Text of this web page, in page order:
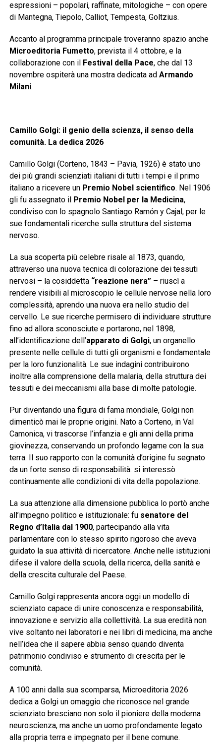
espressioni – popolari, raffinate, mitologiche – con opere
di Mantegna, Tiepolo, Calliot, Tempesta, Goltzius.
Accanto al programma principale troveranno spazio anche
Microeditoria Fumetto, prevista il 4 ottobre, e la
collaborazione con il Festival della Pace, che dal 13
novembre ospiterà una mostra dedicata ad Armando
Milani.
Camillo Golgi: il genio della scienza, il senso della
comunità. La dedica 2026
Camillo Golgi (Corteno, 1843 – Pavia, 1926) è stato uno
dei più grandi scienziati italiani di tutti i tempi e il primo
italiano a ricevere un Premio Nobel scientifico. Nel 1906
gli fu assegnato il Premio Nobel per la Medicina,
condiviso con lo spagnolo Santiago Ramón y Cajal, per le
sue fondamentali ricerche sulla struttura del sistema
nervoso.
La sua scoperta più celebre risale al 1873, quando,
attraverso una nuova tecnica di colorazione dei tessuti
nervosi – la cosiddetta “reazione nera”– riuscì a
rendere visibili al microscopio le cellule nervose nella loro
complessità, aprendo una nuova era nello studio del
cervello. Le sue ricerche permisero di individuare strutture
fino ad allora sconosciute e portarono, nel 1898,
all’identificazione dell’apparato di Golgi, un organello
presente nelle cellule di tutti gli organismi e fondamentale
per la loro funzionalità. Le sue indagini contribuirono
inoltre alla comprensione della malaria, della struttura dei
tessuti e dei meccanismi alla base di molte patologie.
Pur diventando una figura di fama mondiale, Golgi non
dimenticò mai le proprie origini. Nato a Corteno, in Val
Camonica, vi trascorse l’infanzia e gli anni della prima
giovinezza, conservando un profondo legame con la sua
terra. Il suo rapporto con la comunità d’origine fu segnato
da un forte senso di responsabilità: si interessò
continuamente alle condizioni di vita della popolazione.
La sua attenzione alla dimensione pubblica lo portò anche
all’impegno politico e istituzionale: fu senatore del
Regno d’Italia dal 1900, partecipando alla vita
parlamentare con lo stesso spirito rigoroso che aveva
guidato la sua attività di ricercatore. Anche nelle istituzioni
difese il valore della scuola, della ricerca, della sanità e
della crescita culturale del Paese.
Camillo Golgi rappresenta ancora oggi un modello di
scienziato capace di unire conoscenza e responsabilità,
innovazione e servizio alla collettività. La sua eredità non
vive soltanto nei laboratori e nei libri di medicina, ma anche
nell’idea che il sapere abbia senso quando diventa
patrimonio condiviso e strumento di crescita per le
comunità.
A 100 anni dalla sua scomparsa, Microeditoria 2026
dedica a Golgi un omaggio che riconosce nel grande
scienziato bresciano non solo il pioniere della moderna
neuroscienza, ma anche un uomo profondamente legato
alla propria terra e impegnato per il bene comune.